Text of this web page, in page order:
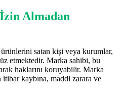
Almadan
satan kişi veya kurumlar,
etmektedir. Marka sahibi, bu
haklarını koruyabilir. Marka
kaybına, maddi zarara ve